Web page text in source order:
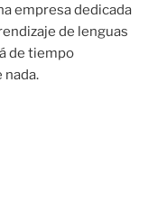
empresa dedicada
de lenguas
de tiempo
nada.